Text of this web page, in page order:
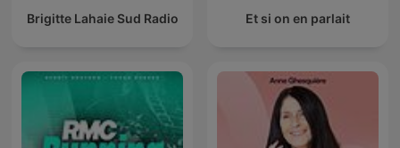
Brigitte Lahaie Sud Radio Et si on en parlait